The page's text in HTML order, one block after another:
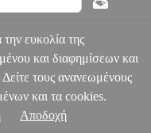
DVD.12182 SONY
Παραγωγή: SONY
RAY) - CHARLIE'S
RAY)
ευκολία της
και διαφημίσεων και
τους ανανεωμένους
και τα cookies.
Αποδοχή